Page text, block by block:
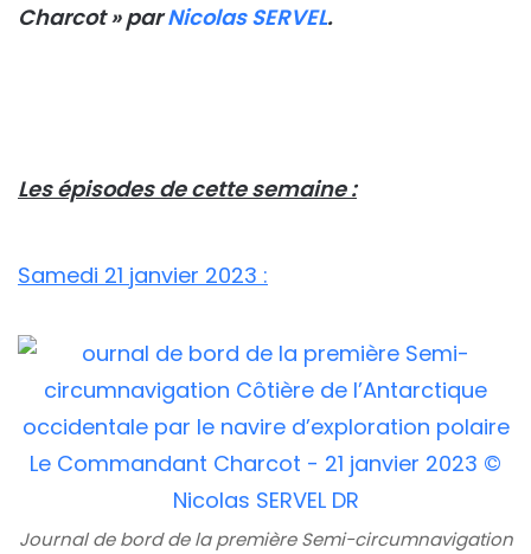
Charcot » parNicolas SERVEL.
Les épisodes de cette semaine :
Samedi 21 janvier 2023 :
Journal de bord de la première Semi-circumnavigation